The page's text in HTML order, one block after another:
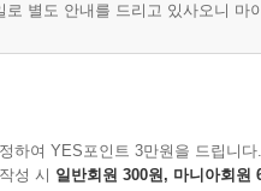
로 별도 안내를 드리고 있사오니
하여 YES포인트 3만원을 드립니다.
성 시 일반회원 300원, 마니아회원